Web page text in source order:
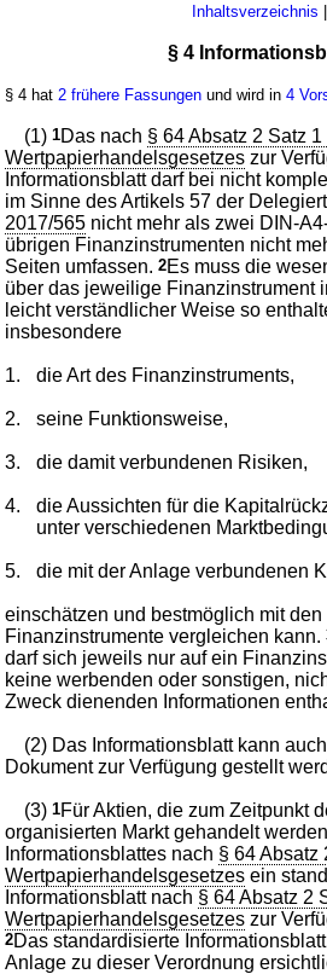
Inhaltsverzeichnis |
§ 4
§ 4 hat 2 frühere Fassungen und wird in4
(1)1Das nach § 64 Absatz 2 Satz
Wertpapierhandelsgesetzes zur
Informationsblatt darf bei nicht
im Sinne des Artikels 57 der
2017/565 nicht mehr als zwei DIN-
übrigen Finanzinstrumenten nicht
Seiten umfassen.2Es muss die
über das jeweilige Finanzinstrument
leicht verständlicher Weise so
insbesondere
1. die Art des Finanzinstruments,
2. seine Funktionsweise,
3. die damit verbundenen Risiken,
4.
die Aussichten für die
unter verschiedenen
5. die mit der Anlage verbundenen
einschätzen und bestmöglich mit
Finanzinstrumente vergleichen kann.
darf sich jeweils nur auf ein
keine werbenden oder sonstigen,
Zweck dienenden Informationen
(2) Das Informationsblatt kann
Dokument zur Verfügung gestellt
(3)1Für Aktien, die zum Zeitpunkt
organisierten Markt gehandelt
Informationsblattes nach § 64 Absatz
Wertpapierhandelsgesetzes ein
Informationsblatt nach § 64 Absatz 2
Wertpapierhandelsgesetzes zur
2Das standardisierte
Anlage zu dieser Verordnung